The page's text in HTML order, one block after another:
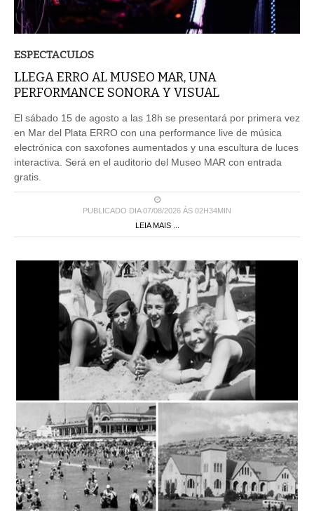
ESPECTACULOS
LLEGA ERRO AL MUSEO MAR, UNA
PERFORMANCE SONORA Y VISUAL
El sábado 15 de agosto a las 18h se presentará por primera vez
en Mar del Plata ERRO con una performance live de música
electrónica con saxofones aumentados y una escultura de luces
interactiva. Será en el auditorio del Museo MAR con entrada
gratis.
PUBLICADO DIA 07/08/2026 ÀS 02H34MIN
LEIA MAIS ...